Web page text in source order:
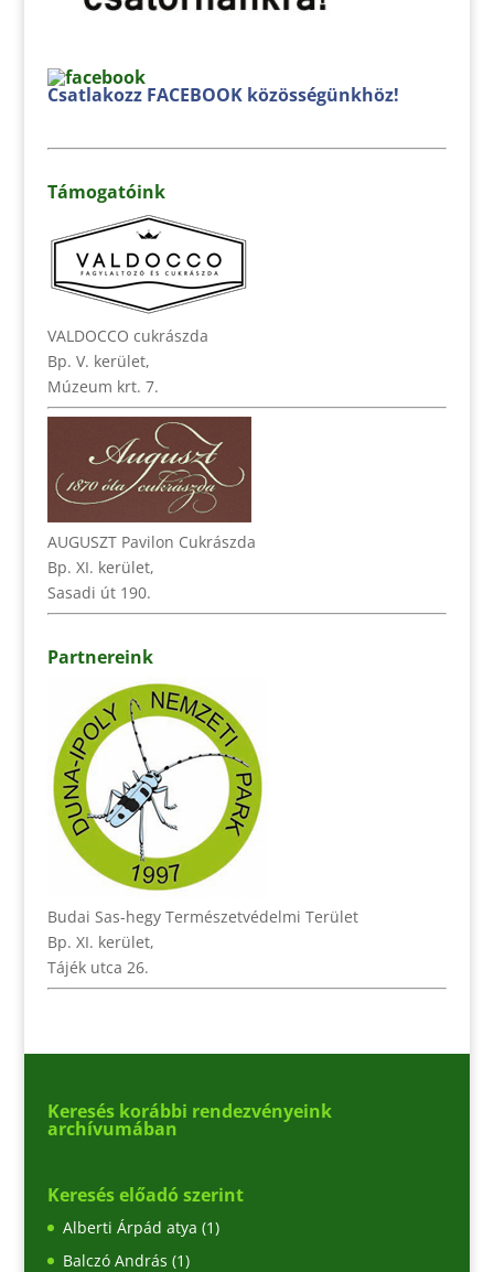
Csatlakozz FACEBOOK közösségünkhöz!
Támogatóink
VALDOCCO cukrászda
Bp. V. kerület,
Múzeum krt. 7.
AUGUSZT Pavilon Cukrászda
Bp. XI. kerület,
Sasadi út 190.
Partnereink
Budai Sas-hegy Természetvédelmi Terület
Bp. XI. kerület,
Tájék utca 26.
Keresés korábbi rendezvényeink
archívumában
Keresés előadó szerint
Alberti Árpád atya (1)
Balczó András (1)